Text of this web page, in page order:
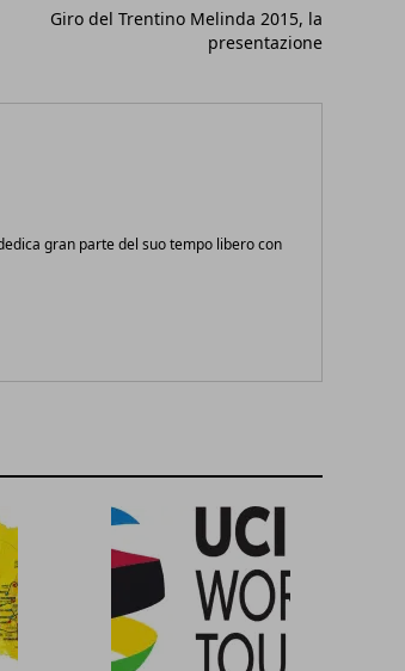
Giro del Trentino Melinda 2015, la
presentazione
gran parte del suo tempo libero con